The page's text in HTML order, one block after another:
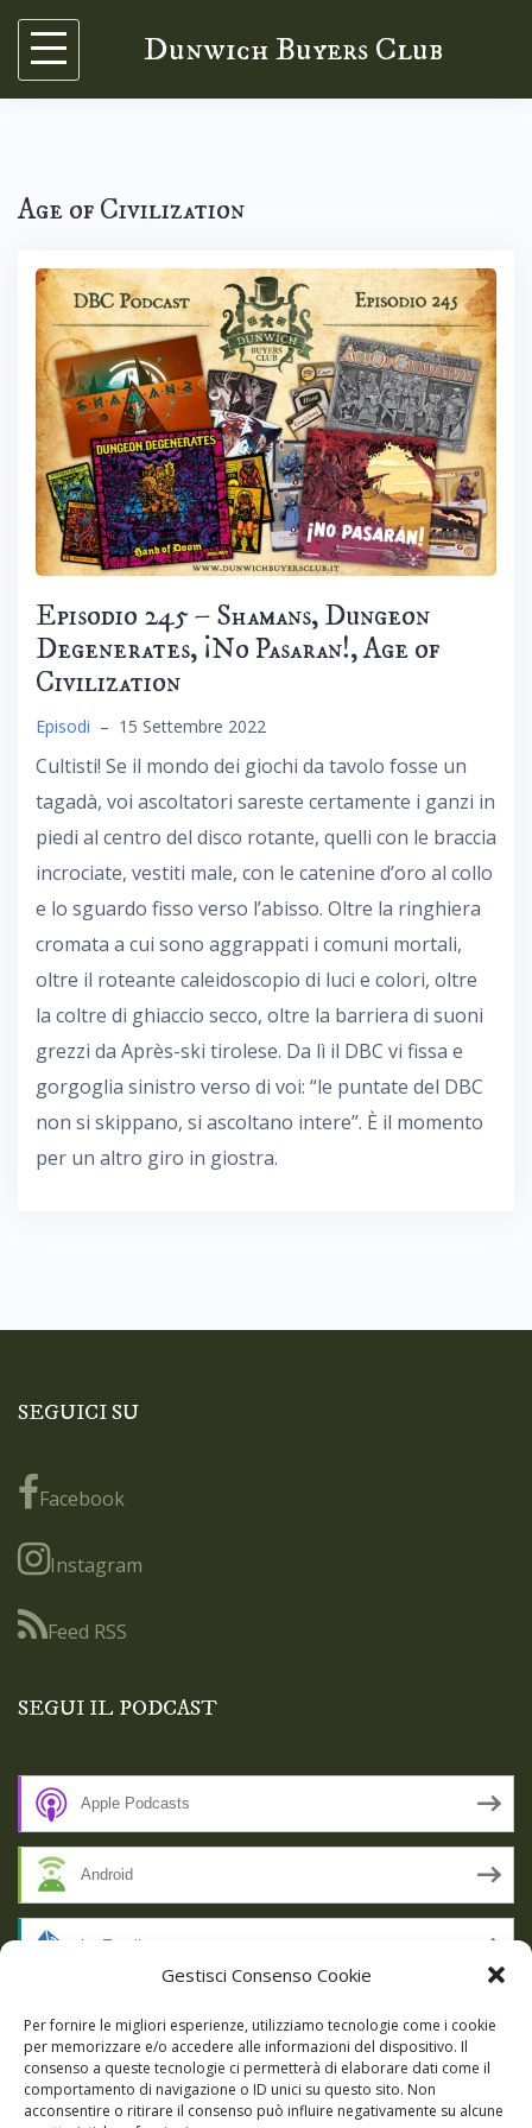
Gestisci Consenso Cookie
Per fornire le migliori esperienze, utilizziamo tecnologie come i cookie
per memorizzare e/o accedere alle informazioni del dispositivo. Il
consenso a queste tecnologie ci permetterà di elaborare dati come il
comportamento di navigazione o ID unici su questo sito. Non
acconsentire o ritirare il consenso può influire negativamente su alcune
Skip
content
Dunwich Buyers Club
Age of Civilization
Episodio 245 – Shamans, Dungeon
Degenerates, ¡No Pasaran!, Age of
Civilization
Episodi – 15 Settembre 2022
Cultisti! Se il mondo dei giochi da tavolo fosse un
tagadà, voi ascoltatori sareste certamente i ganzi in
piedi al centro del disco rotante, quelli con le braccia
incrociate, vestiti male, con le catenine d’oro al collo
e lo sguardo fisso verso l’abisso. Oltre la ringhiera
cromata a cui sono aggrappati i comuni mortali,
oltre il roteante caleidoscopio di luci e colori, oltre
la coltre di ghiaccio secco, oltre la barriera di suoni
grezzi da Après-ski tirolese. Da lì il DBC vi fissa e
gorgoglia sinistro verso di voi: “le puntate del DBC
non si skippano, si ascoltano intere”. È il momento
per un altro giro in giostra.
SEGUICI SU
Facebook
Instagram
Feed RSS
SEGUI IL PODCAST
Apple Podcasts
Android
by Email
RSS
SSL SECURE